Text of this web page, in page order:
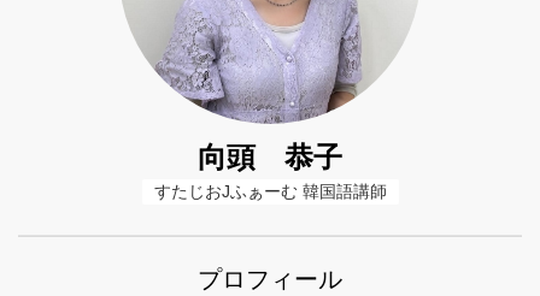
向頭 恭子
すたじおJふぁーむ 韓国語講師
プロフィール